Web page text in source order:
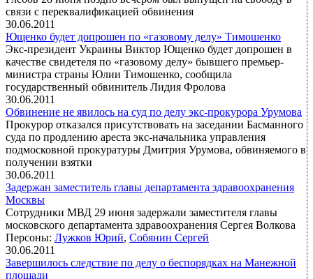
связи с переквалификацией обвинения
30.06.2011
Ющенко будет допрошен по «газовому делу» Тимошенко
Экс-президент Украины Виктор Ющенко будет допрошен в
качестве свидетеля по «газовому делу» бывшего премьер-
министра страны Юлии Тимошенко, сообщила
государственный обвинитель Лидия Фролова
30.06.2011
Обвинение не явилось на суд по делу экс-прокурора Урумова
Прокурор отказался присутствовать на заседании Басманного
суда по продлению ареста экс-начальника управления
подмосковной прокуратуры Дмитрия Урумова, обвиняемого в
получении взятки
30.06.2011
Задержан заместитель главы департамента здравоохранения
Москвы
Сотрудники МВД 29 июня задержали заместителя главы
московского департамента здравоохранения Сергея Волкова
Персоны: Лужков Юрий, Собянин Сергей
30.06.2011
Завершилось следствие по делу о беспорядках на Манежной
площади